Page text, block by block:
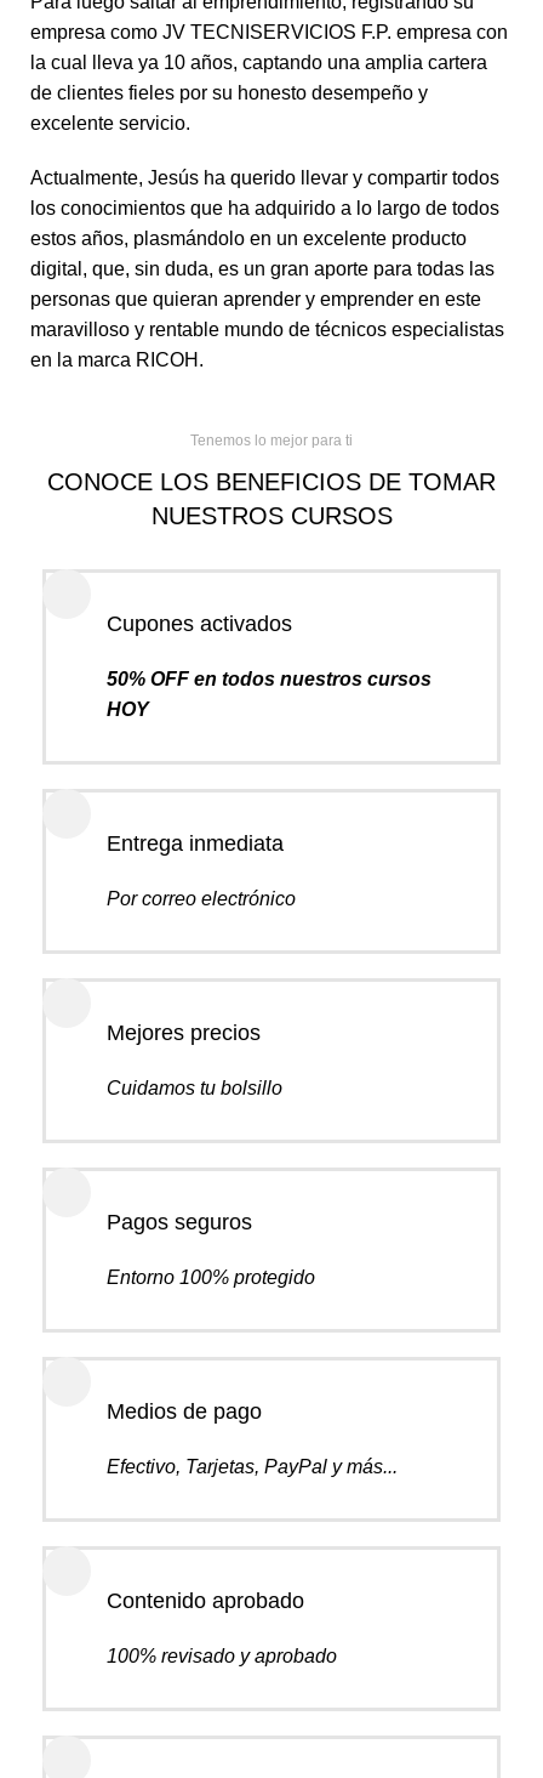
empresa como JV TECNISERVICIOS F.P. empresa con
la cual lleva ya 10 años, captando una amplia cartera
de clientes fieles por su honesto desempeño y
excelente servicio.
Actualmente, Jesús ha querido llevar y compartir todos
los conocimientos que ha adquirido a lo largo de todos
estos años, plasmándolo en un excelente producto
digital, que, sin duda, es un gran aporte para todas las
personas que quieran aprender y emprender en este
maravilloso y rentable mundo de técnicos especialistas
en la marca RICOH.
Tenemos lo mejor para ti
CONOCE LOS BENEFICIOS DE TOMAR
NUESTROS CURSOS
Cupones activados
50% OFF en todos nuestros cursos
HOY
Entrega inmediata
Por correo electrónico
Mejores precios
Cuidamos tu bolsillo
Pagos seguros
Entorno 100% protegido
Medios de pago
Efectivo, Tarjetas, PayPal y más...
Contenido aprobado
100% revisado y aprobado